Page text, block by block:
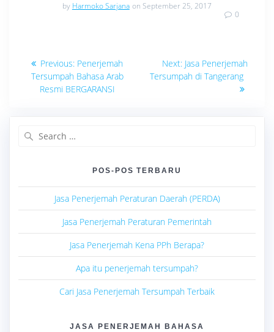
by Harmoko Sarjana on September 25, 2017
0
Navigasi
pos
Previous: Previous
post:
Penerjemah
Tersumpah Bahasa Arab
Resmi BERGARANSI
Next: Next
post:
Jasa Penerjemah
Tersumpah di Tangerang
POS-POS TERBARU
Jasa Penerjemah Peraturan Daerah (PERDA)
Jasa Penerjemah Peraturan Pemerintah
Jasa Penerjemah Kena PPh Berapa?
Apa itu penerjemah tersumpah?
Cari Jasa Penerjemah Tersumpah Terbaik
JASA PENERJEMAH BAHASA